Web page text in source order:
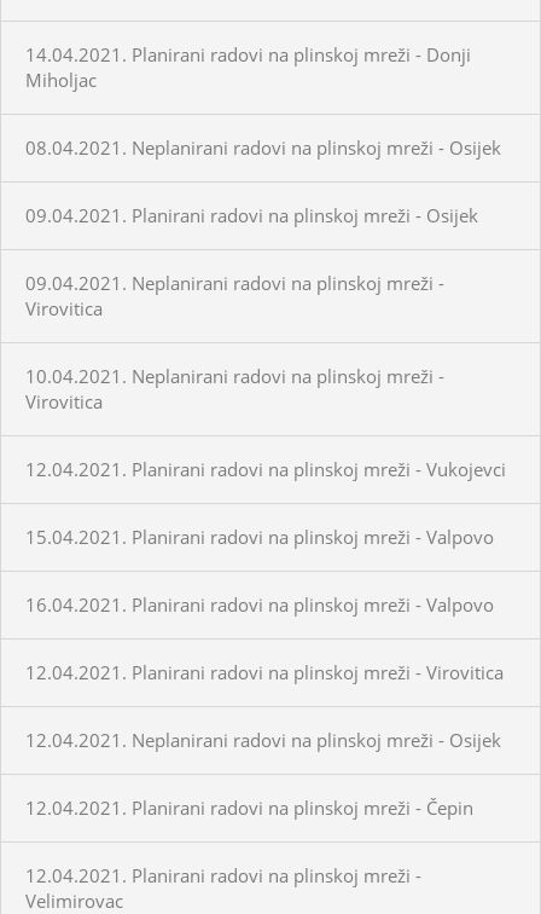
14.04.2021. Planirani radovi na plinskoj mreži - Donji
Miholjac
08.04.2021. Neplanirani radovi na plinskoj mreži - Osijek
09.04.2021. Planirani radovi na plinskoj mreži - Osijek
09.04.2021. Neplanirani radovi na plinskoj mreži -
Virovitica
10.04.2021. Neplanirani radovi na plinskoj mreži -
Virovitica
12.04.2021. Planirani radovi na plinskoj mreži - Vukojevci
15.04.2021. Planirani radovi na plinskoj mreži - Valpovo
16.04.2021. Planirani radovi na plinskoj mreži - Valpovo
12.04.2021. Planirani radovi na plinskoj mreži - Virovitica
12.04.2021. Neplanirani radovi na plinskoj mreži - Osijek
12.04.2021. Planirani radovi na plinskoj mreži - Čepin
12.04.2021. Planirani radovi na plinskoj mreži -
Velimirovac